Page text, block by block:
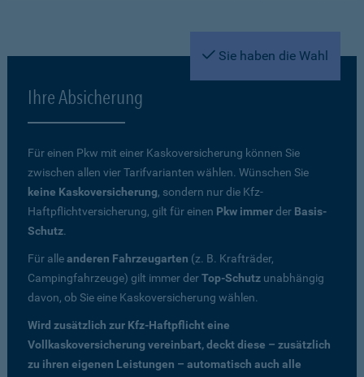
Sie haben die Wahl
Ihre Absicherung
Für einen Pkw mit einer Kaskoversicherung können Sie
zwischen allen vier Tarifvarianten wählen. Wünschen Sie
keine Kaskoversicherung, sondern nur die Kfz-
Haftpflichtversicherung, gilt für einen Pkw immerder Basis-
Schutz.
Für alleanderen Fahrzeugarten (z. B. Krafträder,
Campingfahrzeuge) gilt immer derTop-Schutz unabhängig
davon, ob Sie eine Kaskoversicherung wählen.
Wird zusätzlich zur Kfz-Haftpflicht eine
Vollkaskoversicherung vereinbart, deckt diese – zusätzlich
zu ihren eigenen Leistungen – automatisch auch alle